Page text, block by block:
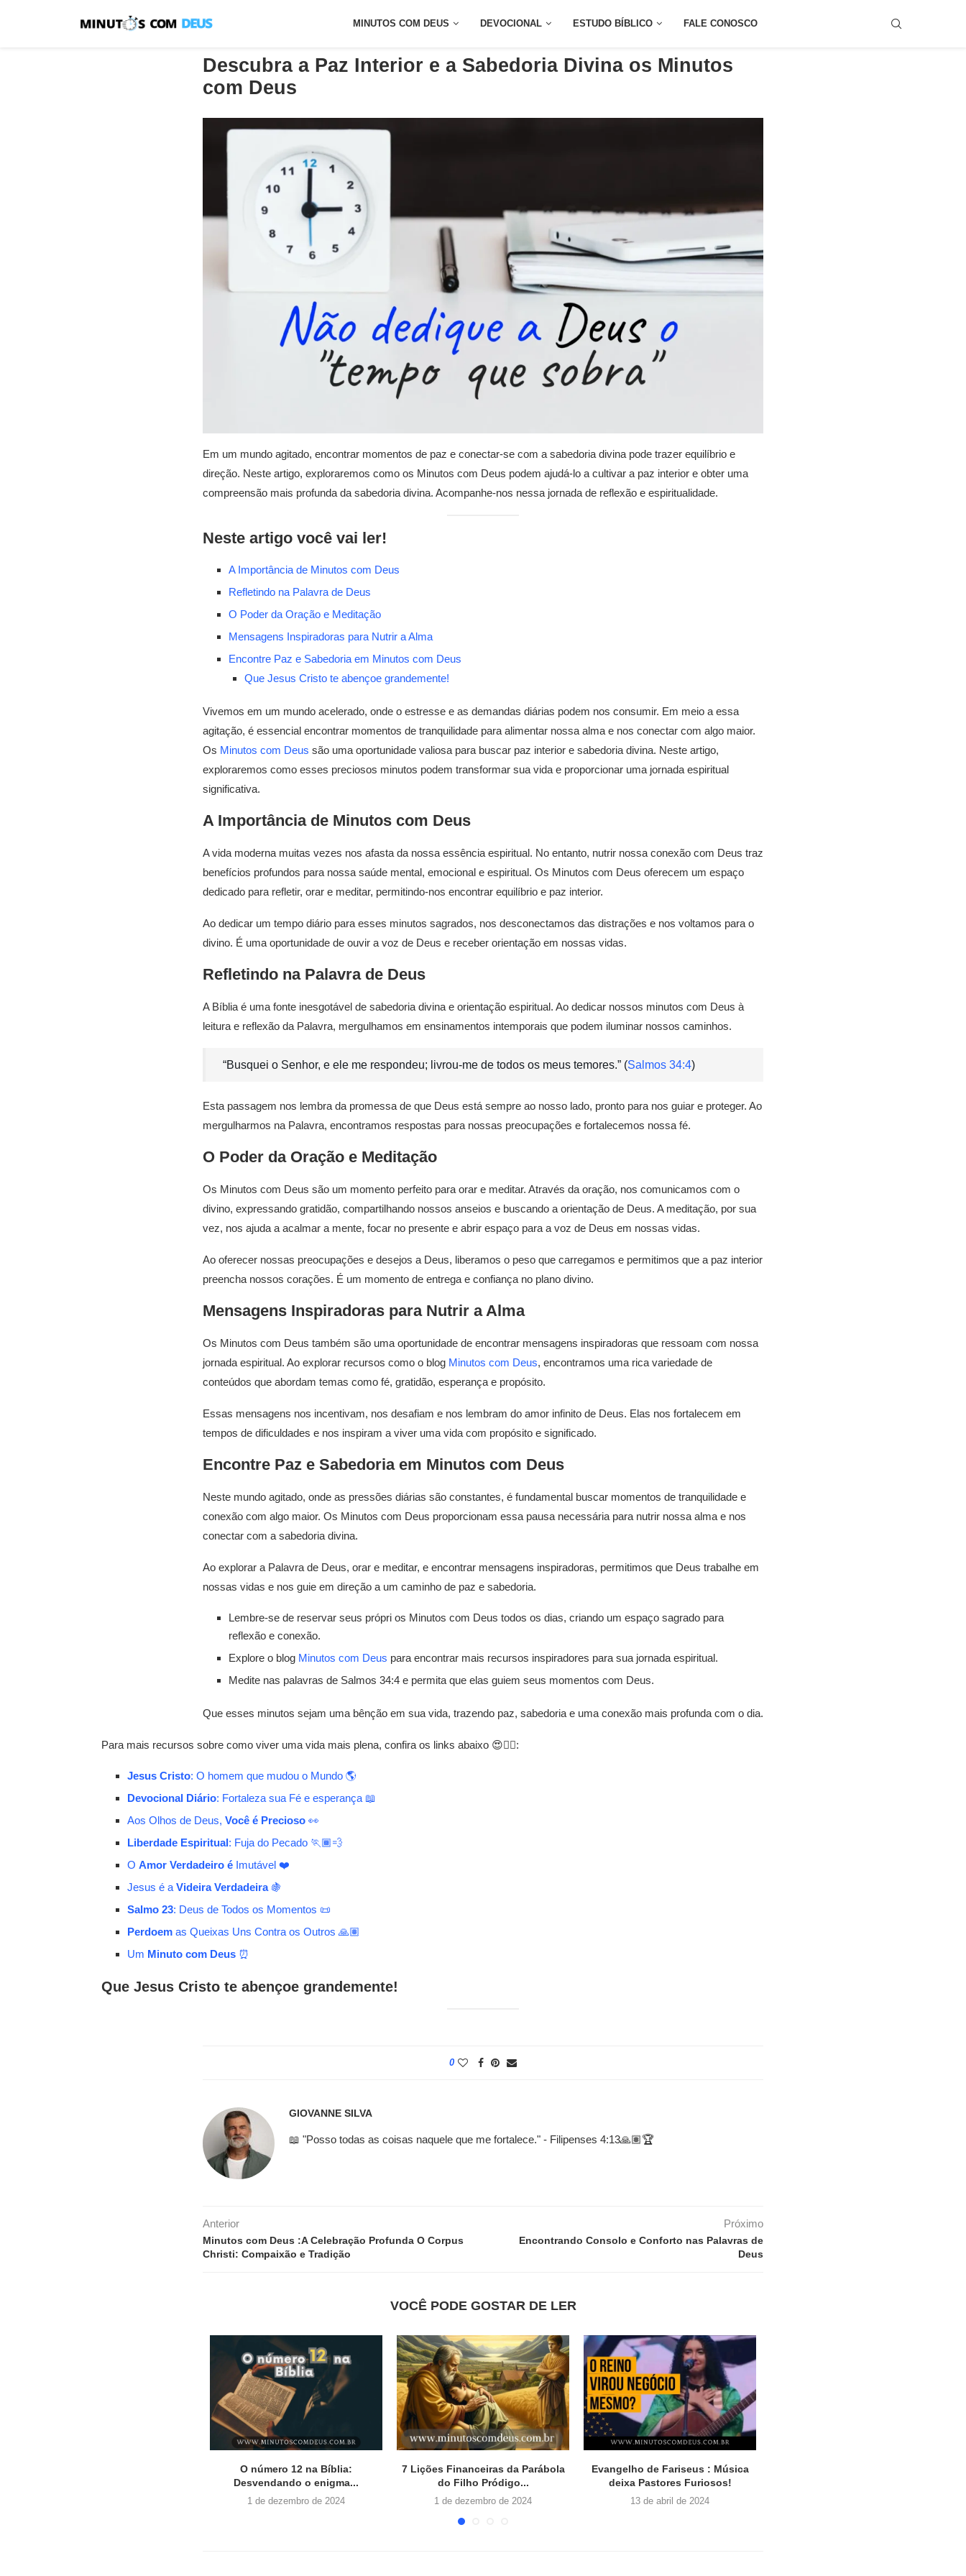
MINUTOS COM DEUS DEVOCIONAL ESTUDO BÍBLICO FALE CONOSCO
Descubra a Paz Interior e a Sabedoria Divina os Minutos
com Deus
Em um mundo agitado, encontrar momentos de paz e conectar-se com a sabedoria divina pode trazer equilíbrio e
direção. Neste artigo, exploraremos como os Minutos com Deus podem ajudá-lo a cultivar a paz interior e obter uma
compreensão mais profunda da sabedoria divina. Acompanhe-nos nessa jornada de reflexão e espiritualidade.
Neste artigo você vai ler!
A Importância de Minutos com Deus
Refletindo na Palavra de Deus
O Poder da Oração e Meditação
Mensagens Inspiradoras para Nutrir a Alma
Encontre Paz e Sabedoria em Minutos com Deus
Que Jesus Cristo te abençoe grandemente!
Vivemos em um mundo acelerado, onde o estresse e as demandas diárias podem nos consumir. Em meio a essa
agitação, é essencial encontrar momentos de tranquilidade para alimentar nossa alma e nos conectar com algo maior.
Os Minutos com Deus são uma oportunidade valiosa para buscar paz interior e sabedoria divina. Neste artigo,
exploraremos como esses preciosos minutos podem transformar sua vida e proporcionar uma jornada espiritual
significativa.
A Importância de Minutos com Deus
A vida moderna muitas vezes nos afasta da nossa essência espiritual. No entanto, nutrir nossa conexão com Deus traz
benefícios profundos para nossa saúde mental, emocional e espiritual. Os Minutos com Deus oferecem um espaço
dedicado para refletir, orar e meditar, permitindo-nos encontrar equilíbrio e paz interior.
Ao dedicar um tempo diário para esses minutos sagrados, nos desconectamos das distrações e nos voltamos para o
divino. É uma oportunidade de ouvir a voz de Deus e receber orientação em nossas vidas.
Refletindo na Palavra de Deus
A Bíblia é uma fonte inesgotável de sabedoria divina e orientação espiritual. Ao dedicar nossos minutos com Deus à
leitura e reflexão da Palavra, mergulhamos em ensinamentos intemporais que podem iluminar nossos caminhos.
“Busquei o Senhor, e ele me respondeu; livrou-me de todos os meus temores.” (Salmos 34:4)
Esta passagem nos lembra da promessa de que Deus está sempre ao nosso lado, pronto para nos guiar e proteger. Ao
mergulharmos na Palavra, encontramos respostas para nossas preocupações e fortalecemos nossa fé.
O Poder da Oração e Meditação
Os Minutos com Deus são um momento perfeito para orar e meditar. Através da oração, nos comunicamos com o
divino, expressando gratidão, compartilhando nossos anseios e buscando a orientação de Deus. A meditação, por sua
vez, nos ajuda a acalmar a mente, focar no presente e abrir espaço para a voz de Deus em nossas vidas.
Ao oferecer nossas preocupações e desejos a Deus, liberamos o peso que carregamos e permitimos que a paz interior
preencha nossos corações. É um momento de entrega e confiança no plano divino.
Mensagens Inspiradoras para Nutrir a Alma
Os Minutos com Deus também são uma oportunidade de encontrar mensagens inspiradoras que ressoam com nossa
jornada espiritual. Ao explorar recursos como o blog Minutos com Deus, encontramos uma rica variedade de
conteúdos que abordam temas como fé, gratidão, esperança e propósito.
Essas mensagens nos incentivam, nos desafiam e nos lembram do amor infinito de Deus. Elas nos fortalecem em
tempos de dificuldades e nos inspiram a viver uma vida com propósito e significado.
Encontre Paz e Sabedoria em Minutos com Deus
Neste mundo agitado, onde as pressões diárias são constantes, é fundamental buscar momentos de tranquilidade e
conexão com algo maior. Os Minutos com Deus proporcionam essa pausa necessária para nutrir nossa alma e nos
conectar com a sabedoria divina.
Ao explorar a Palavra de Deus, orar e meditar, e encontrar mensagens inspiradoras, permitimos que Deus trabalhe em
nossas vidas e nos guie em direção a um caminho de paz e sabedoria.
Lembre-se de reservar seus própri os Minutos com Deus todos os dias, criando um espaço sagrado para
reflexão e conexão.
Explore o blog Minutos com Deus para encontrar mais recursos inspiradores para sua jornada espiritual.
Medite nas palavras de Salmos 34:4 e permita que elas guiem seus momentos com Deus.
Que esses minutos sejam uma bênção em sua vida, trazendo paz, sabedoria e uma conexão mais profunda com o dia.
Para mais recursos sobre como viver uma vida mais plena, confira os links abaixo 😍👇🏾:
Jesus Cristo: O homem que mudou o Mundo 🌎
Devocional Diário: Fortaleza sua Fé e esperança 📖
Aos Olhos de Deus, Você é Precioso 👀
Liberdade Espiritual: Fuja do Pecado 🏃🏾💨
O Amor Verdadeiro é Imutável ❤️
Jesus é a Videira Verdadeira🍇
Salmo 23: Deus de Todos os Momentos 📜
Perdoem as Queixas Uns Contra os Outros 🙏🏽
Um Minuto com Deus ⏰
Que Jesus Cristo te abençoe grandemente!
0
GIOVANNE SILVA
📖 "Posso todas as coisas naquele que me fortalece." - Filipenses 4:13🙏🏽🏆
Anterior
Minutos com Deus :A Celebração Profunda O Corpus
Christi: Compaixão e Tradição
Próximo
Encontrando Consolo e Conforto nas Palavras de
Deus
VOCÊ PODE GOSTAR DE LER
Persistência na Bíblia : 7 Exemplos
para nossas...
12 de dezembro de 2023
A Luz da Aurora: Revelação Divina
na Alvorada...
19 de novembro de 2023
As 5 Lições do Bom Samaritano: 1
Caminho...
17 de novembro de 2023